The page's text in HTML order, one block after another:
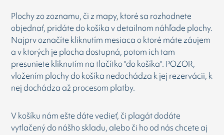
Plochy zo zoznamu, či z mapy, ktoré sa rozhodnete
objednať, pridáte do košíka v detailnom náhľade plochy.
Najprv označíte kliknutím mesiaca o ktoré máte záujem
a v ktorých je plocha dostupná, potom ich tam
presuniete kliknutím na tlačítko "do košíka". POZOR,
vložením plochy do košíka nedochádza k jej rezervácii, k
nej dochádza až procesom platby.
V košíku nám ešte dáte vedieť, či plagát dodáte
vytlačený do nášho skladu, alebo či ho od nás chcete aj